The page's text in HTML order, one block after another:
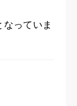
っていま